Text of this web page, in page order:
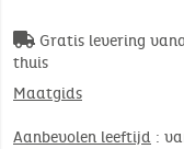
Gratis levering
thuis
Maatgids
Aanbevolen leeftijd :